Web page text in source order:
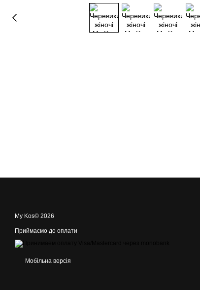
My Kos© 2026
Приймаємо до оплати
Мобільна версія